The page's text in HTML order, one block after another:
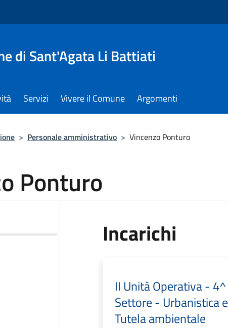
di Sant'Agata Li Battiati
Servizi Vivere il Comune Argomenti
> Personale amministrativo > Vincenzo Ponturo
Ponturo
Incarichi
II Unità Operativa - 4^
Settore - Urbanistica e
Tutela ambientale